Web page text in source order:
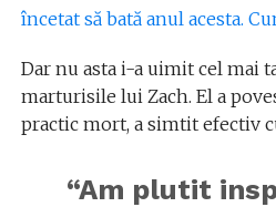
încetat să bată anul acesta.
Dar nu asta i-a uimit cel mai
marturisile lui Zach. El a
practic mort, a simtit efectiv
“Am plutit